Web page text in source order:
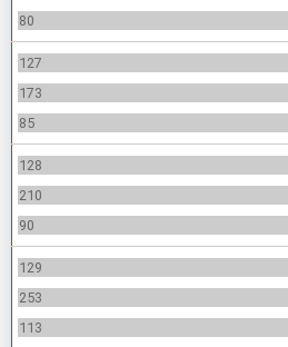
80
127
173
85
128
210
90
129
253
113